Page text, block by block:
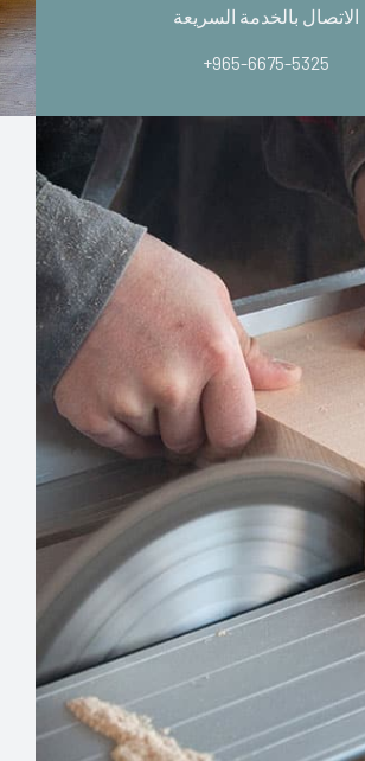
الاتصال بالخدمة السريعة
+965-6675-5325